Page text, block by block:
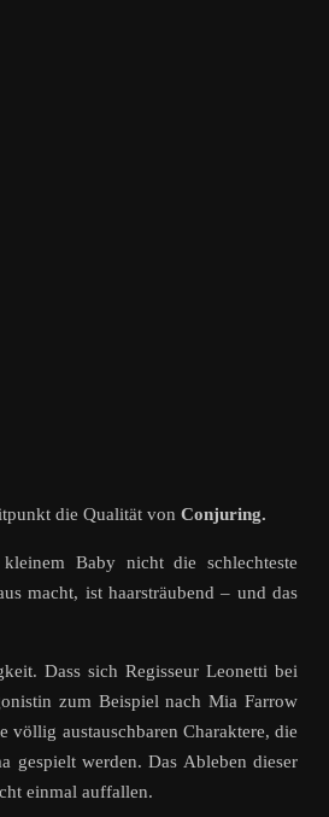
die Qualität von Conjuring.
Baby nicht die schlechteste
macht, ist haarsträubend – und das
Dass sich Regisseur Leonetti bei
zum Beispiel nach Mia Farrow
austauschbaren Charaktere, die
gespielt werden. Das Ableben dieser
einmal auffallen.